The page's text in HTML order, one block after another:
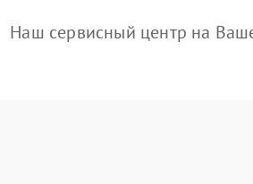
Наш сервисный центр на